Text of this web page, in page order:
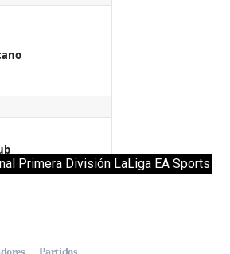
Primera División LaLiga EA Sports